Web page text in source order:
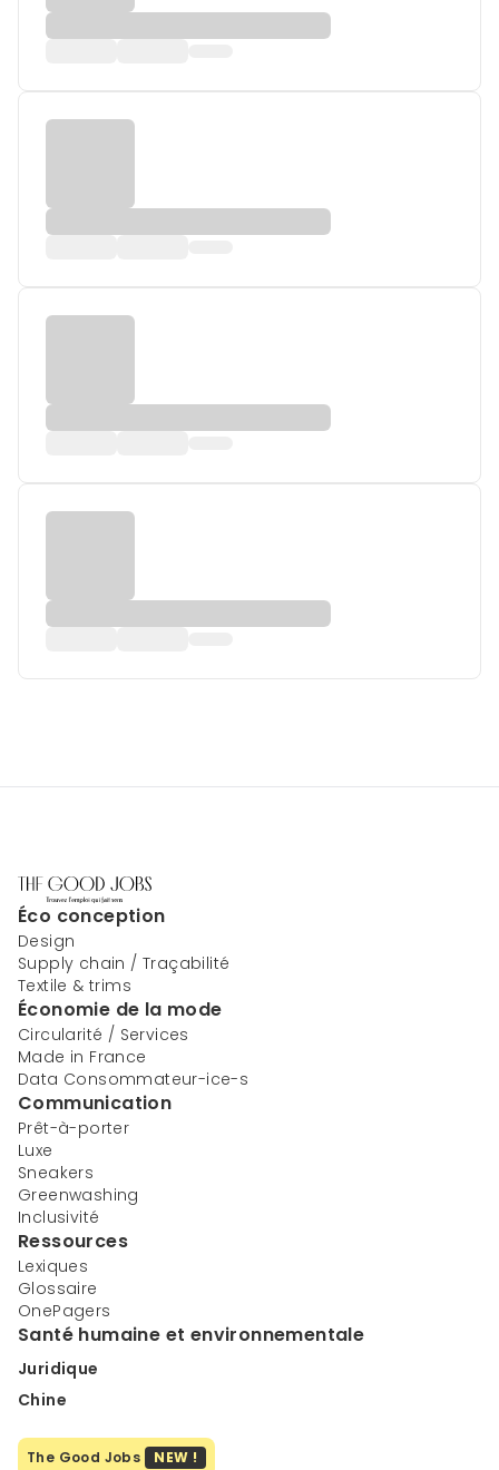
Éco conception
Design
Supply chain / Traçabilité
Textile & trims
Économie de la mode
Circularité / Services
Made in France
Data Consommateur-ice-s
Communication
Prêt-à-porter
Luxe
Sneakers
Greenwashing
Inclusivité
Ressources
Lexiques
Glossaire
OnePagers
Santé humaine et environnementale
Juridique
Chine
The Good Jobs NEW !